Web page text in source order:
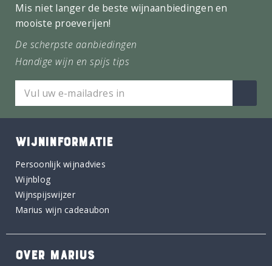
Mis niet langer de beste wijnaanbiedingen en
mooiste proeverijen!
De scherpste aanbiedingen
Handige wijn en spijs tips
WIJNINFORMATIE
Persoonlijk wijnadvies
Wijnblog
Wijnspijswijzer
Marius wijn cadeaubon
OVER MARIUS